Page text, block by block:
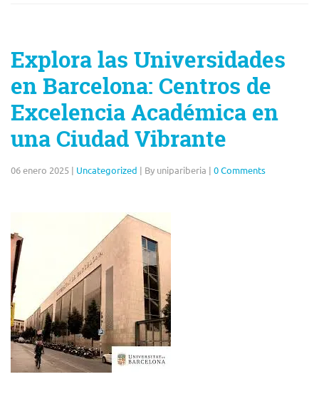
Explora las Universidades
en Barcelona: Centros de
Excelencia Académica en
una Ciudad Vibrante
06 enero 2025 | Uncategorized | By unipariberia | 0 Comments